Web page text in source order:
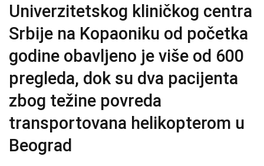
Univerzitetskog kliničkog centra
Srbije na Kopaoniku od početka
godine obavljeno je više od 600
pregleda, dok su dva pacijenta
zbog težine povreda
transportovana helikopterom u
Beograd